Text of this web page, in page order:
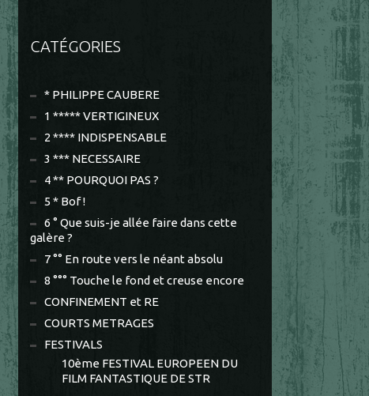
CATÉGORIES
* PHILIPPE CAUBERE
1 ***** VERTIGINEUX
2 **** INDISPENSABLE
3 *** NECESSAIRE
4 ** POURQUOI PAS ?
5 * Bof !
6 ° Que suis-je allée faire dans cette
galère ?
7 °° En route vers le néant absolu
8 °°° Touche le fond et creuse encore
CONFINEMENT et RE
COURTS METRAGES
FESTIVALS
10ème FESTIVAL EUROPEEN DU
FILM FANTASTIQUE DE STR